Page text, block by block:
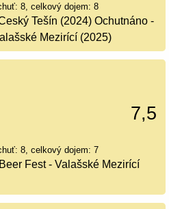
8, celkový dojem: 8
Tešín (2024) Ochutnáno -
Mezirící (2025)
7,5
8, celkový dojem: 7
Fest - Valašské Mezirící